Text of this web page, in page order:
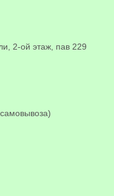
2-ой этаж, пав 229